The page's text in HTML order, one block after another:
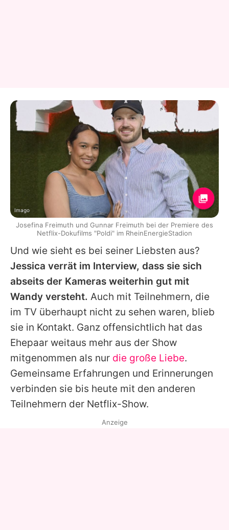
Und wie sieht es bei seiner Liebsten aus?
Jessica verrät im Interview, dass sie sich
abseits der Kameras weiterhin gut mit
Wandy versteht. Auch mit Teilnehmern, die
im TV überhaupt nicht zu sehen waren, blieb
sie in Kontakt. Ganz offensichtlich hat das
Ehepaar weitaus mehr aus der Show
mitgenommen als nur die große Liebe.
Gemeinsame Erfahrungen und Erinnerungen
verbinden sie bis heute mit den anderen
Teilnehmern der Netflix-Show.
Imago
Josefina Freimuth und Gunnar Freimuth bei der Premiere des
Netflix-Dokufilms "Poldi" im RheinEnergieStadion
Anzeige